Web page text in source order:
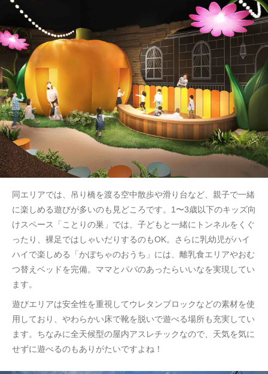
同エリアでは、吊り橋を渡る空中散歩や滑り台など、親子で一緒
に楽しめる遊びが多いのも見どころです。1〜3歳以下のキッズ向
けスペース「ことりの巣」では、子どもと一緒にトンネルをくぐ
ったり、裸足ではしゃいだりするのもOK。さらに乳幼児がハイ
ハイで楽しめる「かぼちゃのおうち」には、離乳食エリアやおむ
つ替えベッドを完備。ママとパパのあったらいいなを実現してい
ます。
遊びエリアは安全性を重視してウレタンブロックなどの素材を使
用しており、やわらかい床で靴を脱いで遊べる場所も充実してい
ます。ちなみに全天候型の屋内アスレチックなので、天気を気に
せずに遊べるのもありがたいですよね！